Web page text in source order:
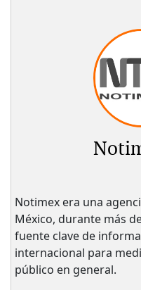
Notimex era una
México, durante más
fuente clave de
internacional para
público en general.